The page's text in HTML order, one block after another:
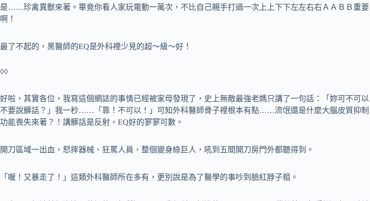
是……珍禽異獸來著。畢竟你看人家玩電動一萬次，不比自己親手打過一次上上下下左左右右ＡＡＢＢ重要
啊！
最了不起的，黑醫師的EQ是外科裡少見的超～級～好！
◊◊
好啦，其實各位，我寫這個網誌的事情已經被家母發現了，史上無敵最強老媽只講了一句話：「妳可不可以
不要說髒話？」我一秒……「靠！不可以！」可知外科醫師骨子裡根本有點……流氓還是什麼大腦皮質抑制
功能喪失來著？！講髒話是反射，EQ好的寥寥可數。
開刀區域一出血，怒摔器械、狂罵人員，整個變身綠巨人，吼到五間開刀房門外都聽得到。
「喔！又暴走了！」這類外科醫師所在多有，更別說是為了醫學的事吵到臉紅脖子粗。